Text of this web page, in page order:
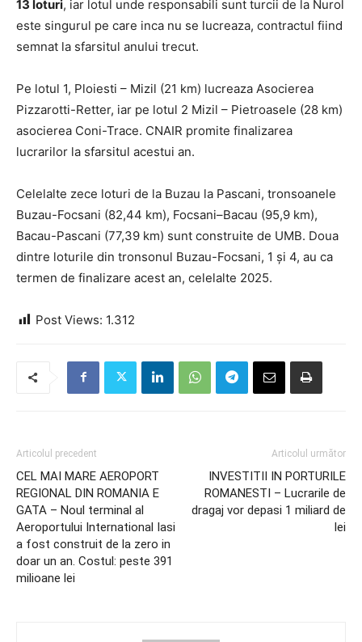
13 loturi, iar lotul unde responsabili sunt turcii de la Nurol
este singurul pe care inca nu se lucreaza, contractul fiind
semnat la sfarsitul anului trecut.
Pe lotul 1, Ploiesti – Mizil (21 km) lucreaza Asocierea
Pizzarotti-Retter, iar pe lotul 2 Mizil – Pietroasele (28 km)
asocierea Coni-Trace. CNAIR promite finalizarea
lucrarilor la sfarsitul acestui an.
Celelalte zece loturi de la Buzau la Pascani, tronsoanele
Buzau-Focsani (82,44 km), Focsani–Bacau (95,9 km),
Bacau-Pascani (77,39 km) sunt construite de UMB. Doua
dintre loturile din tronsonul Buzau-Focsani, 1 și 4, au ca
termen de finalizare acest an, celelalte 2025.
Post Views: 1.312
Articolul precedent
CEL MAI MARE AEROPORT
REGIONAL DIN ROMANIA E
GATA – Noul terminal al
Aeroportului International Iasi
a fost construit de la zero in
doar un an. Costul: peste 391
milioane lei
Articolul următor
INVESTITII IN PORTURILE
ROMANESTI – Lucrarile de
dragaj vor depasi 1 miliard de
lei